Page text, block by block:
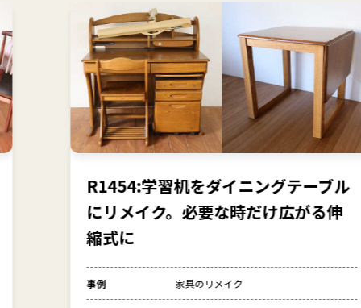
R1454:学習机をダイニングテーブル
にリメイク。必要な時だけ広がる伸
縮式に
家具のリメイク